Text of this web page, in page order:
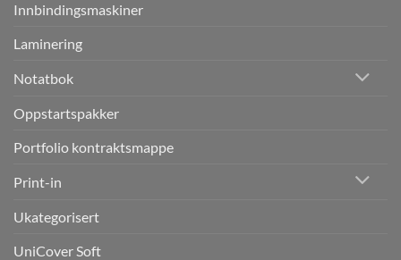
Innbindingsmaskiner
Laminering
Notatbok
Oppstartspakker
Portfolio kontraktsmappe
Print-in
Ukategorisert
UniCover Soft